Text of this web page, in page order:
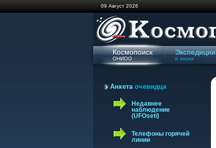
09 Август 2026
Космопоиск
ОНИОО
Экспедиции
и акции
Анкетаочевидца
Недавнее
наблюдение
(UFOseti)
Телефоны горячей
линии